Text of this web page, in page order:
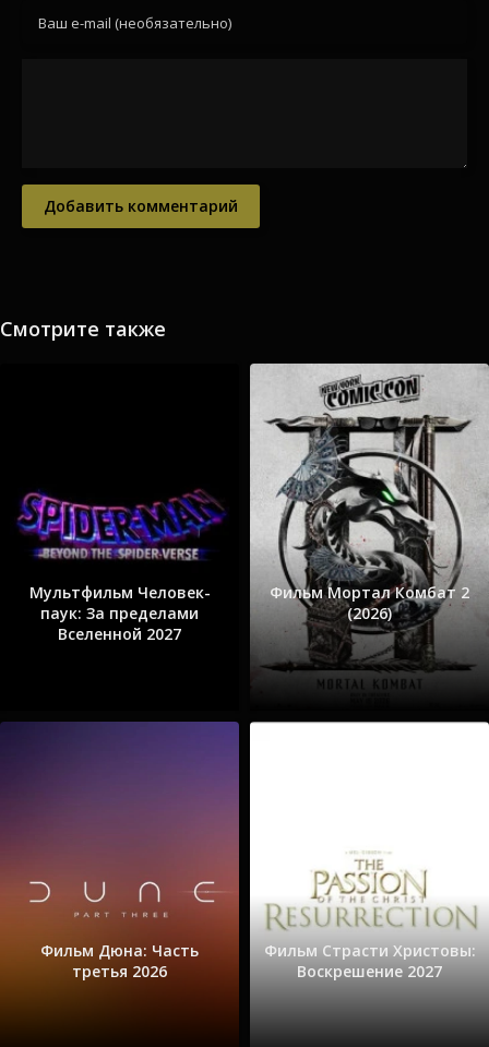
Добавить комментарий
Смотрите также
Мультфильм Человек-
паук: За пределами
Вселенной 2027
Фильм Мортал Комбат 2
(2026)
Фильм Дюна: Часть
третья 2026
Фильм Страсти Христовы:
Воскрешение 2027